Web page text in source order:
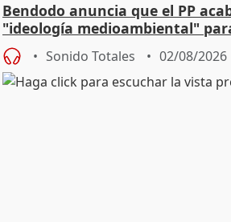
Bendodo anuncia que el PP
"ideología medioambiental"
playas
Sonido Totales 02/08/2026